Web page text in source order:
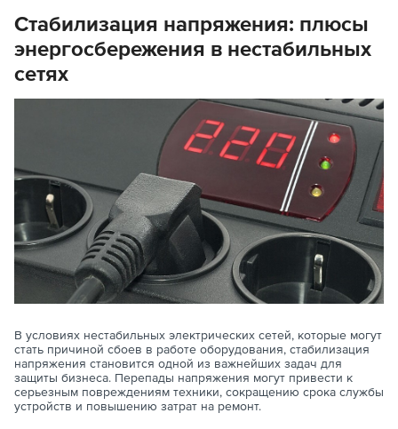
Стабилизация напряжения: плюсы
энергосбережения в нестабильных
сетях
В условиях нестабильных электрических сетей, которые могут
стать причиной сбоев в работе оборудования, стабилизация
напряжения становится одной из важнейших задач для
защиты бизнеса. Перепады напряжения могут привести к
серьезным повреждениям техники, сокращению срока службы
устройств и повышению затрат на ремонт.